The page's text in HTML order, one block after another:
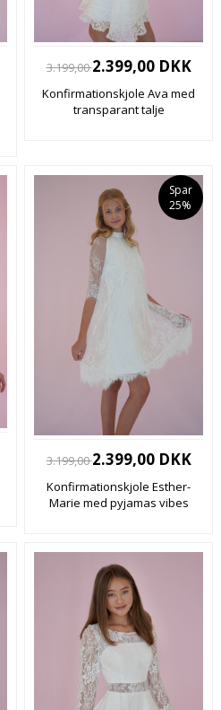
3.199,002.399,00 DKK
Konfirmationskjole Ava med
transparant talje
Spar
25%
3.199,002.399,00 DKK
Konfirmationskjole Esther-
Marie med pyjamas vibes